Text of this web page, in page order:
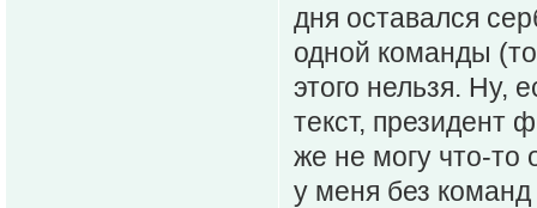
дня оставался
одной команды
этого нельзя. Ну,
текст, президент
же не могу что-то
у меня без